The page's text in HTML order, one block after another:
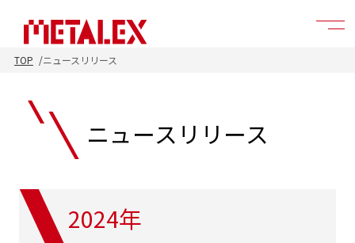
TOP ニュースリリース
ニュースリリース
2024年